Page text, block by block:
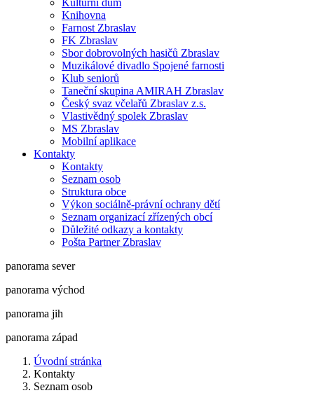
Kulturní dům
Knihovna
Farnost Zbraslav
FK Zbraslav
Sbor dobrovolných hasičů Zbraslav
Muzikálové divadlo Spojené farnosti
Klub seniorů
Taneční skupina AMIRAH Zbraslav
Český svaz včelařů Zbraslav z.s.
Vlastivědný spolek Zbraslav
MS Zbraslav
Mobilní aplikace
Kontakty
Kontakty
Seznam osob
Struktura obce
Výkon sociálně-právní ochrany dětí
Seznam organizací zřízených obcí
Důležité odkazy a kontakty
Pošta Partner Zbraslav
panorama sever
panorama východ
panorama jih
panorama západ
Úvodní stránka
Kontakty
Seznam osob